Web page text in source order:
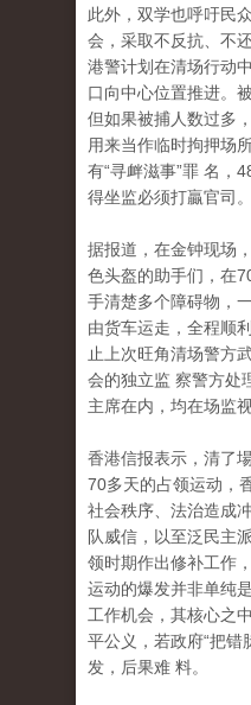
此外，双学也呼吁民
会，采取不反抗、不
港警计划在清场行动
口向中心位置推进。
但如果被捕人数过多
用来当作临时拘押场
有“寻衅滋事”罪 名，
得坐监必须打贏官司。
据报道，在金钟现场
色头盔的助手们，在
手清楚多个障碍物，
由货车运走，全程顺
止上次旺角清场警方
会的独立监 察警方处
主席在内，均在场监
香港信报表示，清了
70多天的占领运动，
社会秩序、法治造成
队威信，以至泛民主
领时期作出修补工作
运动的爆发并非单纯
工作机会，其核心之
平公义，若政府“把错
发，后果难 料。